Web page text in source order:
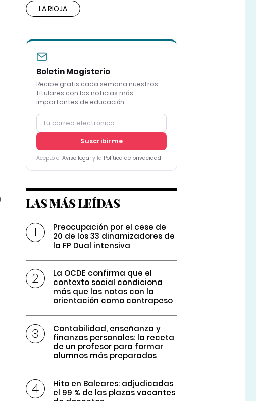
LA RIOJA
Boletín Magisterio
Recibe gratis cada semana nuestros
titulares con las noticias más
importantes de educación
Suscribirme
Acepto el Aviso legal y la Política de privacidad
LAS MÁS LEÍDAS
Preocupación por el cese de
20 de los 33 dinamizadores de
la FP Dual intensiva
La OCDE confirma que el
contexto social condiciona
más que las notas con la
orientación como contrapeso
Contabilidad, enseñanza y
finanzas personales: la receta
de un profesor para formar
alumnos más preparados
Hito en Baleares: adjudicadas
el 99 % de las plazas vacantes